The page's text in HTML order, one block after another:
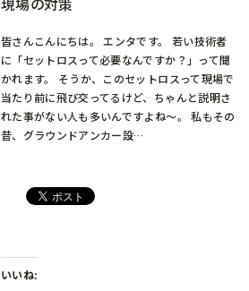
皆さんこんにちは。 エンタです。 若い技術者
に「セットロスって必要なんですか？」って聞
かれます。 そうか、このセットロスって現場で
当たり前に飛び交ってるけど、ちゃんと説明さ
れた事がない人も多いんですよね～。 私もその
昔、グラウンドアンカー設…
いいね: